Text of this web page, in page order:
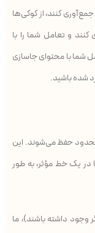
کنند، از کوکی‌ها
و تعامل شما را با
شما با محتوای جاسازی
شده باشید.
حفظ می‌شوند. این
در یک خط مؤثر، به طور
وجود داشته باشند)، ما